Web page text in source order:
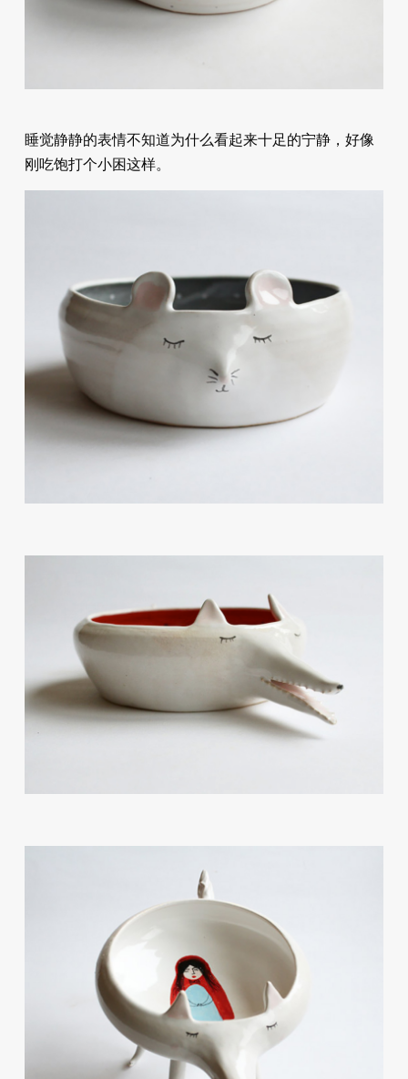
睡觉静静的表情不知道为什么看起来十足的宁静，好像
刚吃饱打个小困这样。